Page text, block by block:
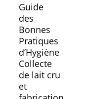
Guide
des
Bonnes
Pratiques
d’Hygiène
Collecte
de lait cru
et